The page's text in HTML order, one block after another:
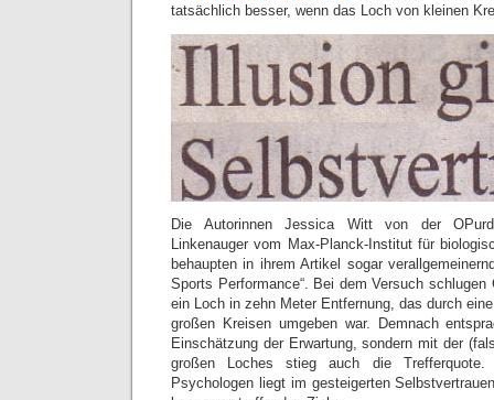
tatsächlich besser, wenn das Loch von kleinen
Die Autorinnen Jessica Witt von der
Linkenauger vom Max-Planck-Institut für
behaupten in ihrem Artikel sogar
Sports Performance“. Bei dem Versuch
ein Loch in zehn Meter Entfernung, das durch
großen Kreisen umgeben war. Demnach
Einschätzung der Erwartung, sondern mit der
großen Loches stieg auch die Trefferquote.
Psychologen liegt im gesteigerten